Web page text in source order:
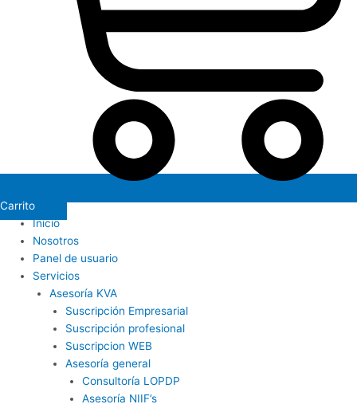
Carrito
Inicio
Nosotros
Panel de usuario
Servicios
Asesoría KVA
Suscripción Empresarial
Suscripción profesional
Suscripcion WEB
Asesoría general
Consultoría LOPDP
Asesoría NIIF’s